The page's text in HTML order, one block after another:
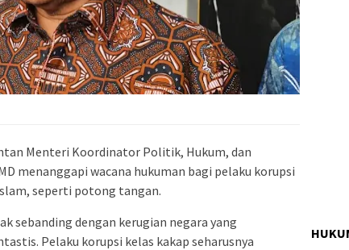
Menteri Koordinator Politik, Hukum, dan
menanggapi wacana hukuman bagi pelaku korupsi
seperti potong tangan.
sebanding dengan kerugian negara yang
Pelaku korupsi kelas kakap seharusnya